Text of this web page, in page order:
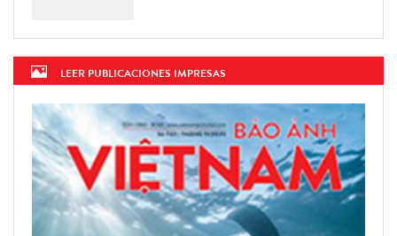
LEER PUBLICACIONES IMPRESAS